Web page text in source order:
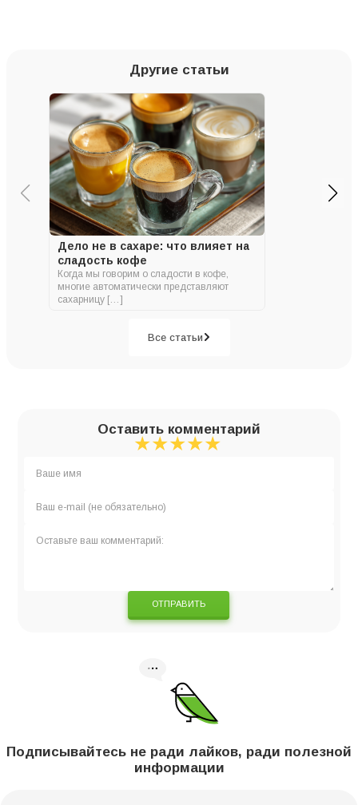
Другие статьи
Дело не в сахаре: что влияет на
сладость кофе
Когда мы говорим о сладости в кофе,
многие автоматически представляют
сахарницу […]
Все статьи
Оставить комментарий
★
★★
★★★
★★★★
★★★★★
ОТПРАВИТЬ
Подписывайтесь не ради лайков, ради полезной
информации